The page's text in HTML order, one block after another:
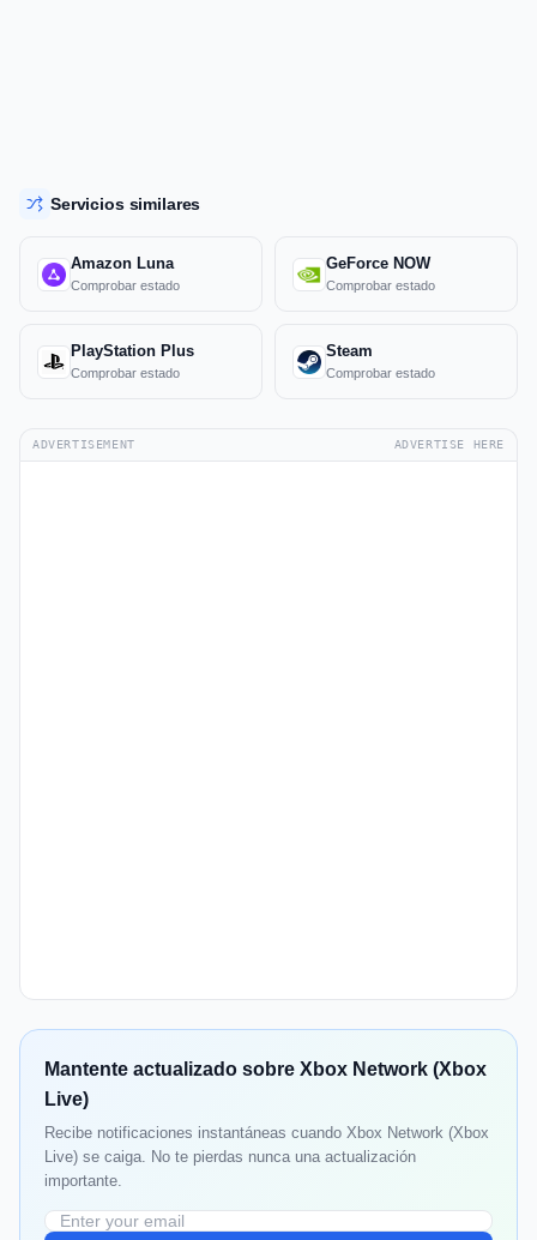
Servicios similares
Amazon Luna
Comprobar estado
GeForce NOW
Comprobar estado
PlayStation Plus
Comprobar estado
Steam
Comprobar estado
ADVERTISEMENT ADVERTISE HERE
Mantente actualizado sobre Xbox Network (Xbox
Live)
Recibe notificaciones instantáneas cuando Xbox Network (Xbox
Live) se caiga. No te pierdas nunca una actualización
importante.